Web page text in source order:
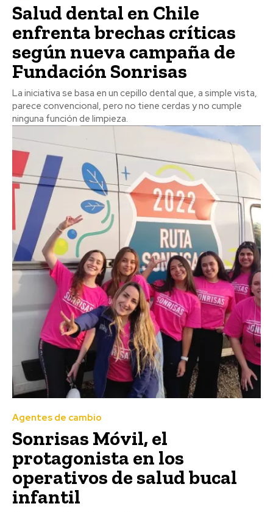
Salud dental en Chile
enfrenta brechas críticas
según nueva campaña de
Fundación Sonrisas
La iniciativa se basa en un cepillo dental que, a simple vista,
parece convencional, pero no tiene cerdas y no cumple
ninguna función de limpieza.
Agentes de cambio
Sonrisas Móvil, el
protagonista en los
operativos de salud bucal
infantil